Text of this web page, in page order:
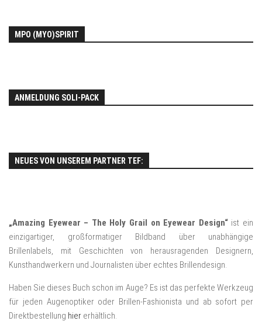
MPO (MYO)SPIRIT
ANMELDUNG SOLI-PACK
NEUES VON UNSEREM PARTNER TEF:
„Amazing Eyewear – The Holy Grail on Eyewear Design“ist ein
einzigartiger, großformatiger Bildband über unabhängige
Brillenlabels, mit Geschichten von herausragenden Designern,
Kunsthandwerkern und Journalisten über echtes Brillendesign.
Haben Sie dieses Buch schon im Auge? Es ist das perfekte Werkzeug
für jeden Augenoptiker oder Brillen-Fashionista und ab sofort per
Direktbestellung hier erhältlich.